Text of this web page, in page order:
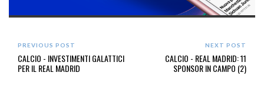
PREVIOUS POST
CALCIO - INVESTIMENTI GALATTICI
PER IL REAL MADRID
NEXT POST
CALCIO - REAL MADRID: 11
SPONSOR IN CAMPO (2)